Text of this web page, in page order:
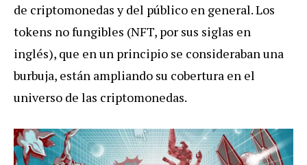
de criptomonedas y del público en general. Los
tokens no fungibles (NFT, por sus siglas en
inglés), que en un principio se consideraban una
burbuja, están ampliando su cobertura en el
universo de las criptomonedas.